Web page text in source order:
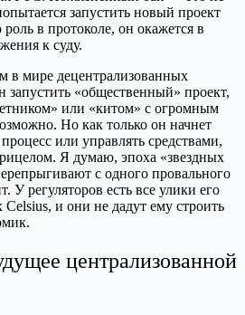
запустить новый проект
в протоколе, он окажется в
к суду.
в мире децентрализованных
«общественный» проект,
или «китом» с огромным
Но как только он начнет
или управлять средствами,
Я думаю, эпоха «звездных
с одного провального
У регуляторов есть все улики его
Celsius, и они не дадут ему строить
централизованной